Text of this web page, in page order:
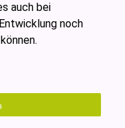
auch bei
noch